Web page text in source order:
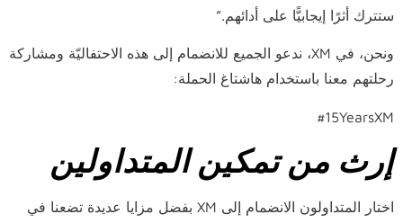
ستترك أثرًا إيجابيًّا على أدائهم.”
ونحن، في XM، ندعو الجميع للانضمام إلى هذه الاحتفاليّة ومشاركة
رحلتهم معنا باستخدام هاشتاغ الحملة:
#15YearsXM
إرث من تمكين المتداولين
اختار المتداولون الانضمام إلى XM بفضل مزايا عديدة تضعنا في